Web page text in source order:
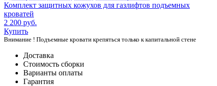
Комплект защитных кожухов для газлифтов подъемных
кроватей
2 200 руб.
Купить
Внимание ! Подъемные кровати крепяться только к капитальной стене
Доставка
Стоимость сборки
Варианты оплаты
Гарантия